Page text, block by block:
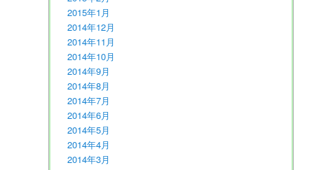
2015年1月
2014年12月
2014年11月
2014年10月
2014年9月
2014年8月
2014年7月
2014年6月
2014年5月
2014年4月
2014年3月